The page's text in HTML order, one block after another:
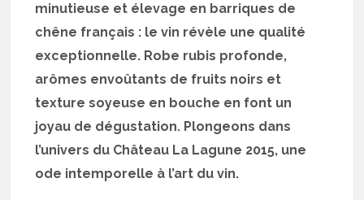
minutieuse et élevage en barriques de
chêne français : le vin révèle une qualité
exceptionnelle. Robe rubis profonde,
arômes envoûtants de fruits noirs et
texture soyeuse en bouche en font un
joyau de dégustation. Plongeons dans
l’univers du Château La Lagune 2015, une
ode intemporelle à l’art du vin.